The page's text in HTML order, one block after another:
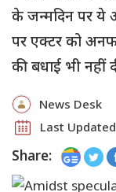
के जन्मदिन पर ये
पर एक्टर को
की बधाई भी नहीं
News Desk
Last
Share: